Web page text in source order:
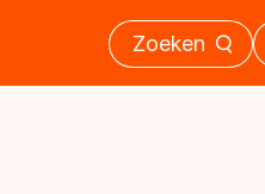
Zoeken